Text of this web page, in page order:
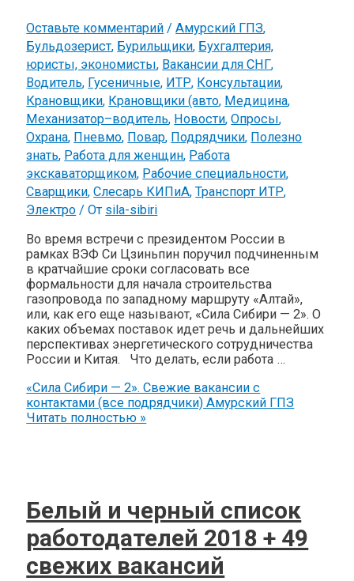
Оставьте комментарий /Амурский ГПЗ,
Бульдозерист, Бурильщики, Бухгалтерия,
юристы, экономисты, Вакансии для СНГ,
Водитель, Гусеничные, ИТР, Консультации,
Крановщики, Крановщики (авто, Медицина,
Механизатор–водитель, Новости,Опросы,
Охрана, Пневмо, Повар, Подрядчики, Полезно
знать, Работа для женщин, Работа
экскаваторщиком, Рабочие специальности,
Сварщики,Слесарь КИПиА,Транспорт ИТР,
Электро / От sila-sibiri
Во время встречи с президентом России в
рамках ВЭФ Си Цзиньпин поручил подчиненным
в кратчайшие сроки согласовать все
формальности для начала строительства
газопровода по западному маршруту «Алтай»,
или, как его еще называют, «Сила Сибири — 2». О
каких объемах поставок идет речь и дальнейших
перспективах энергетического сотрудничества
России и Китая. Что делать, если работа …
«Cила Сибири — 2». Свежие вакансии с
контактами (все подрядчики) Амурский ГПЗ
Читать полностью »
Белый и черный список
работодателей 2018 + 49
свежих вакансий